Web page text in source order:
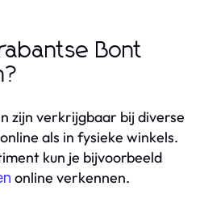
Bont
zijn verkrijgbaar bij diverse
als in fysieke winkels.
kun je bijvoorbeeld
online verkennen.